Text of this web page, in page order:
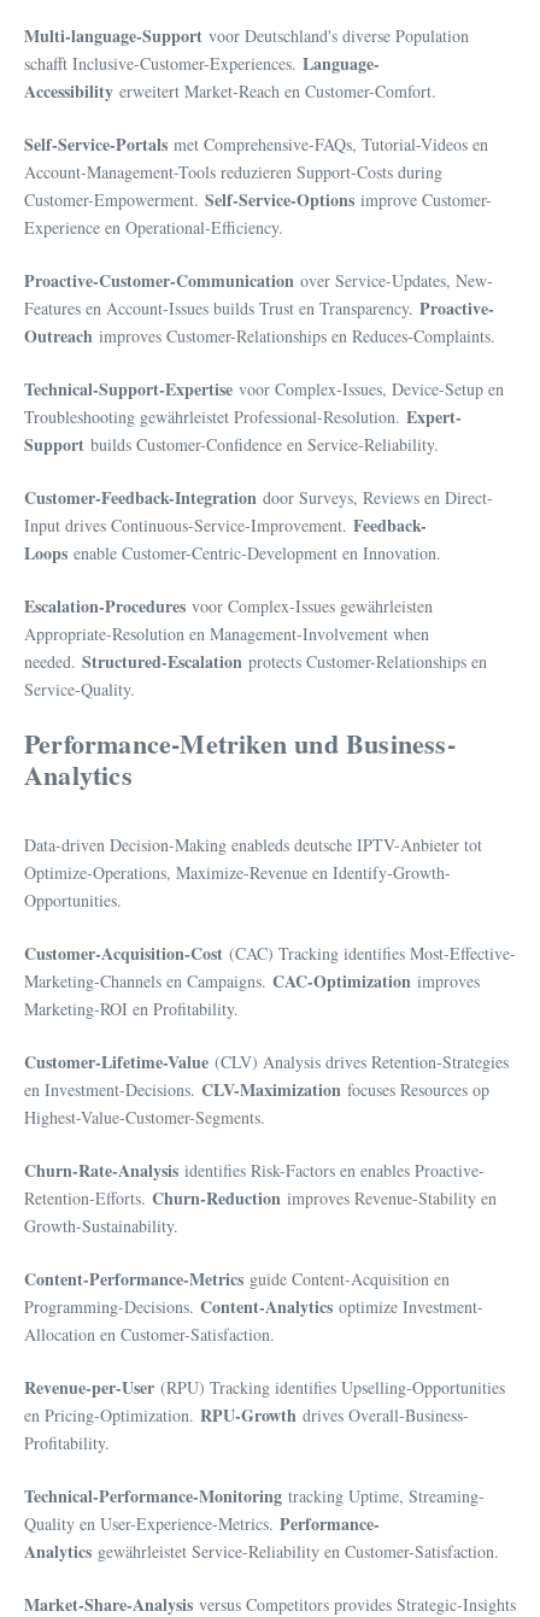
Multi-language-Support voor Deutschland's diverse Population
schafft Inclusive-Customer-Experiences. Language-
Accessibility erweitert Market-Reach en Customer-Comfort.
Self-Service-Portals met Comprehensive-FAQs, Tutorial-Videos en
Account-Management-Tools reduzieren Support-Costs during
Customer-Empowerment. Self-Service-Options improve Customer-
Experience en Operational-Efficiency.
Proactive-Customer-Communication over Service-Updates, New-
Features en Account-Issues builds Trust en Transparency. Proactive-
Outreach improves Customer-Relationships en Reduces-Complaints.
Technical-Support-Expertise voor Complex-Issues, Device-Setup en
Troubleshooting gewährleistet Professional-Resolution. Expert-
Support builds Customer-Confidence en Service-Reliability.
Customer-Feedback-Integration door Surveys, Reviews en Direct-
Input drives Continuous-Service-Improvement. Feedback-
Loops enable Customer-Centric-Development en Innovation.
Escalation-Procedures voor Complex-Issues gewährleisten
Appropriate-Resolution en Management-Involvement when
needed. Structured-Escalation protects Customer-Relationships en
Service-Quality.
Performance-Metriken und Business-
Analytics
Data-driven Decision-Making enableds deutsche IPTV-Anbieter tot
Optimize-Operations, Maximize-Revenue en Identify-Growth-
Opportunities.
Customer-Acquisition-Cost (CAC) Tracking identifies Most-Effective-
Marketing-Channels en Campaigns. CAC-Optimization improves
Marketing-ROI en Profitability.
Customer-Lifetime-Value (CLV) Analysis drives Retention-Strategies
en Investment-Decisions. CLV-Maximization focuses Resources op
Highest-Value-Customer-Segments.
Churn-Rate-Analysis identifies Risk-Factors en enables Proactive-
Retention-Efforts. Churn-Reduction improves Revenue-Stability en
Growth-Sustainability.
Content-Performance-Metrics guide Content-Acquisition en
Programming-Decisions. Content-Analytics optimize Investment-
Allocation en Customer-Satisfaction.
Revenue-per-User (RPU) Tracking identifies Upselling-Opportunities
en Pricing-Optimization. RPU-Growth drives Overall-Business-
Profitability.
Technical-Performance-Monitoring tracking Uptime, Streaming-
Quality en User-Experience-Metrics. Performance-
Analytics gewährleistet Service-Reliability en Customer-Satisfaction.
Market-Share-Analysis versus Competitors provides Strategic-Insights